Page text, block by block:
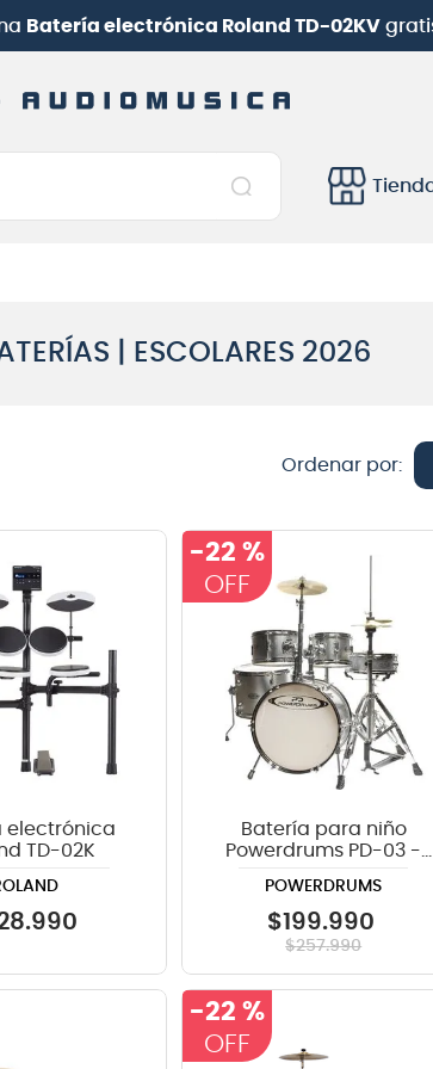
con Mercado Pago(solo web) |
| ESCOLARES 2026
electrónica
TD-02K
.990
-22 %
Batería para niño
Powerdrums PD-03 -
POWERDRUMS
$199.990
$257.990
-22 %